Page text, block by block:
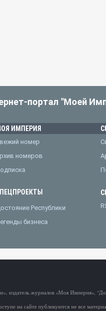
портал "Моей
ИМПЕРИЯ
номер
номеров
Республики
бизнеса
издатель журналов «Моя Империя»,
на сайте публикуются не все